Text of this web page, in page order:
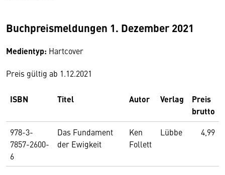
Buchpreismeldungen 1. Dezember 2021
Medientyp: Hartcover
Preis gültig ab 1.12.2021
ISBN Titel Autor Verlag
Preis
brutto
978-3-
7857-2600-
6
Das Fundament
der Ewigkeit
Ken
Follett
Lübbe 4,99